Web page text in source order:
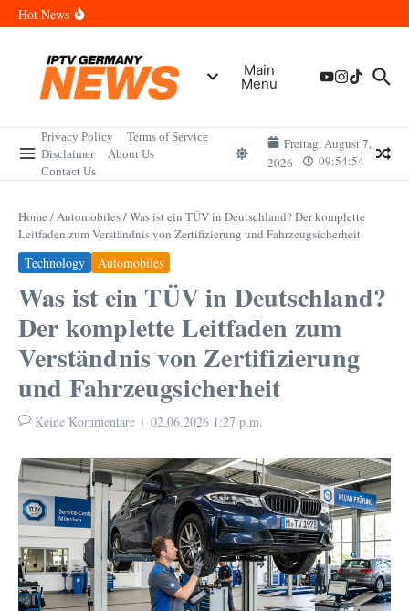
Skip to content
Hot News
Sportereignisse und Termine
Wann kommt die Samsung Galaxy Watch 9 heraus? Der
Vollständige Leitfaden für Smartwatch-Fans
Welche Mini LED Fernseher sind die Besten? Der Vollständige
Leitfaden für Premium-Bildqualität
Leitfaden zum Vermögen und der Karriere
Main
Menu
Privacy Policy
Terms of Service
Disclaimer
About Us
Contact Us
Freitag, August 7,
2026
09:54:54
Home /Automobiles/Was ist ein TÜV in Deutschland? Der komplette
Leitfaden zum Verständnis von Zertifizierung und Fahrzeugsicherheit
Technology Automobiles
Was ist ein TÜV in Deutschland?
Der komplette Leitfaden zum
Verständnis von Zertifizierung
und Fahrzeugsicherheit
Keine Kommentare 02.06.2026 1:27 p.m.